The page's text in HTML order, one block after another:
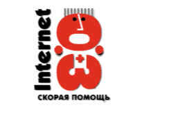
Internet
Скорая помощь